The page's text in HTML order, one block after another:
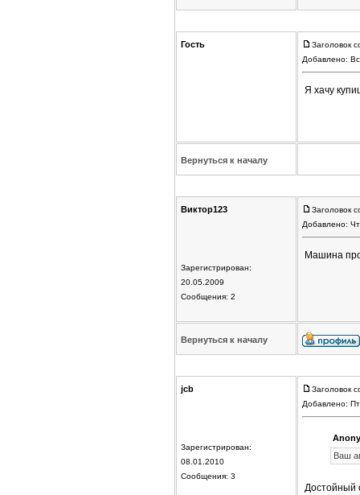
Гость
Заголовок
Добавлено:
Я хачу
Вернуться к началу
Виктор123
Зарегистрирован:
20.05.2009
Сообщения: 2
Заголовок
Добавлено:
Машина
Вернуться к началу
jcb
Зарегистрирован:
08.01.2010
Сообщения: 3
Заголовок
Добавлено:
Ваш
Достойный